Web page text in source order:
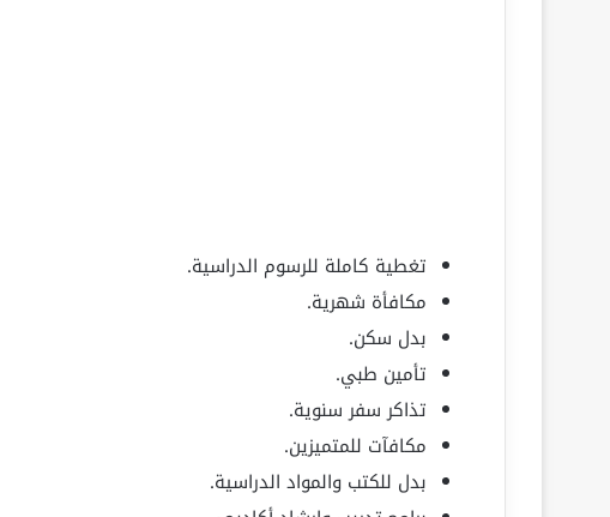
تغطية كاملة للرسوم الدراسية.
مكافأة شهرية.
بدل سكن.
تأمين طبي.
تذاكر سفر سنوية.
مكافآت للمتميزين.
بدل للكتب والمواد الدراسية.